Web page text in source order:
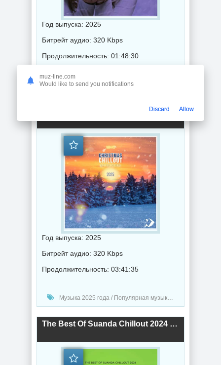
Год выпуска: 2025
Битрейт аудио: 320 Kbps
Продолжительность: 01:48:30
Музыка 2025 года / Популярная музыка / Электронная музыка / Музыка VA / Chillout music
Год выпуска: 2025
Битрейт аудио: 320 Kbps
Продолжительность: 03:41:35
Музыка 2025 года / Популярная музыка / Электронная музыка / Музыка VA / Chillout music
The Best Of Suanda Chillout 2024 (2024) торрент
muz-line.com
Would like to send you notifications
Discard Allow